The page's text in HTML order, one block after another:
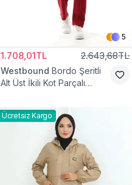
5
1.708,01TL 2.643,68TL
Westbound Bordo Şeritli
Alt Üst İkili Kot Parçalı
Ücretsiz Kargo